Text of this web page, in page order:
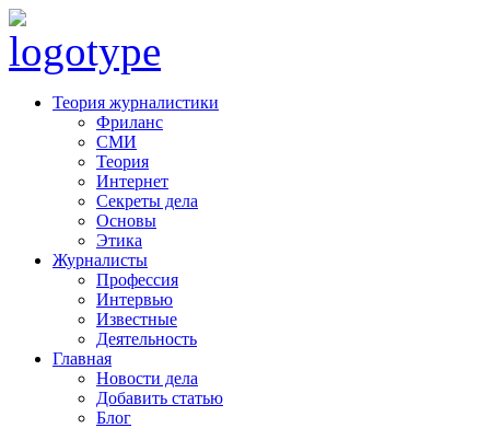
Теория журналистики
Фриланс
СМИ
Теория
Интернет
Секреты дела
Основы
Этика
Журналисты
Профессия
Интервью
Известные
Деятельность
Главная
Новости дела
Добавить статью
Блог